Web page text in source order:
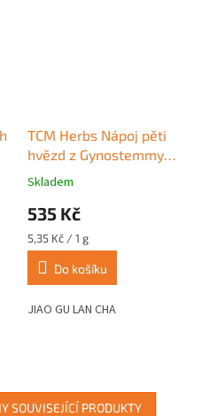
TCM Herbs Nápoj pěti
hvězd z Gynostemmy
pětilisté (850) 100 g
Průměrné
produktu
je
5,0
5
hvězdiček.
Skladem
535 Kč
Měrná
cena:
5,35 Kč / 1 g
Do košíku
JIAO GU LAN CHA
SOUVISEJÍCÍ PRODUKTY